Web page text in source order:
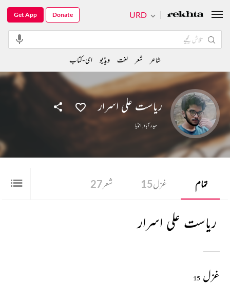
ریاست علی اسرار
حیدر آباد,انڈیا
تمام غزل15 شعر27
ریاست علی اسرار
غزل 15
URD
Get App Donate
شاعر شعر لغت ویڈیو ای-کتاب